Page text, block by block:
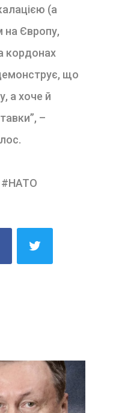
(а
на Європу,
кордонах
що
а хоче й
–
.
#НАТО